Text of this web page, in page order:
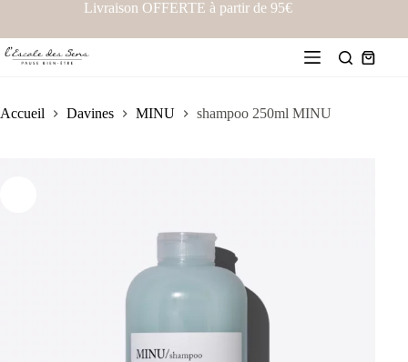
Livraison OFFERTE à partir de 95€
Accueil Davines MINU shampoo 250ml MINU